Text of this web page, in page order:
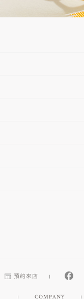
預約來店